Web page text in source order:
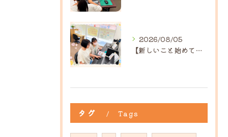
2026/08/05
【新しいこと始めてみませんか？】ひだまり高島教室
タグ Tags